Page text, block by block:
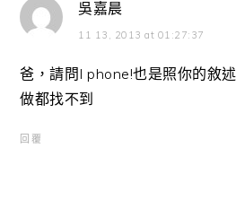
吳嘉晨
11 13, 2013 at 01:27:37
爸，請問I phone!也是照你的敘
做都找不到
回覆